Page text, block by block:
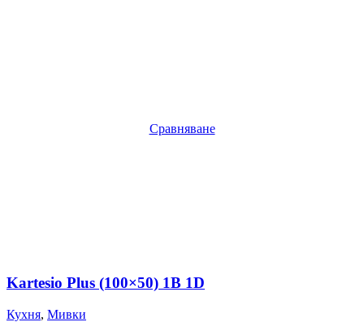
Сравняване
Kartesio Plus (100×50) 1B 1D
Кухня, Мивки